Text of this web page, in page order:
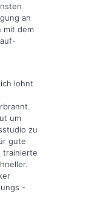
an
mit dem
lohnt
um
zu
gute
trainierte
-